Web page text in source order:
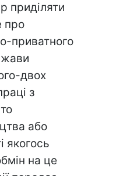
приділяти
про
приватного
двох
з
або
якогось
на це